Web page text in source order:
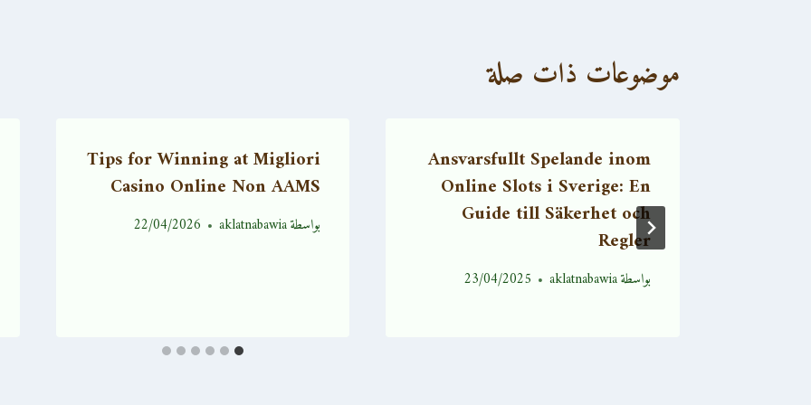
موضوعات ذات صلة
Ansvarsfullt Spelande inom
Online Slots i Sverige: En
Guide till Säkerhet och
Regler
بواسطةaklatnabawia
23/04/2025
Tips for Winning at Migliori
Casino Online Non AAMS
بواسطةaklatnabawia
22/04/2026